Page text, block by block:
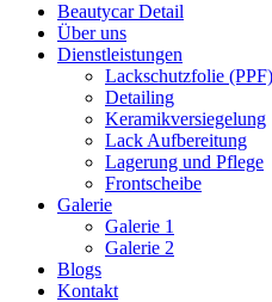
Beautycar Detail
Über uns
Dienstleistungen
Lackschutzfolie (PPF)
Detailing
Keramikversiegelung
Lack Aufbereitung
Lagerung und Pflege
Frontscheibe
Galerie
Galerie 1
Galerie 2
Blogs
Kontakt